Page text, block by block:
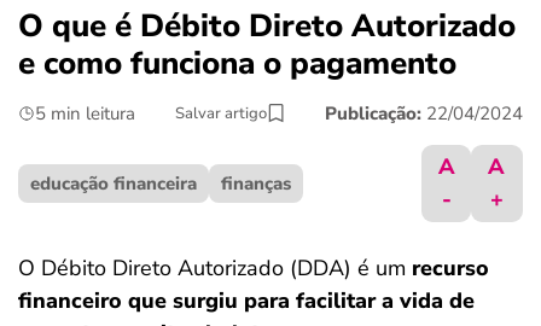
crédito fácil
últimas notícias
ferramentas
O que é Débito Direto Autorizado
e como funciona o pagamento
5 min leitura Salvar artigo Publicação: 22/04/2024
educação financeira finanças
A
-
A
+
O Débito Direto Autorizado (DDA) é um recurso
financeiro que surgiu para facilitar a vida de